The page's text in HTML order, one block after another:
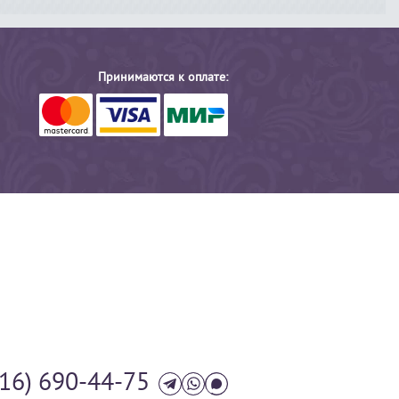
Принимаются к оплате:
690-44-75